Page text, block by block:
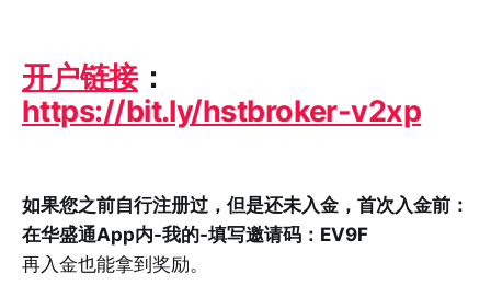
开户链接：
https://bit.ly/hstbroker-v2xp
如果您之前自行注册过，但是还未入金，首次入金前：
在华盛通App内-我的-填写邀请码：EV9F
再入金也能拿到奖励。